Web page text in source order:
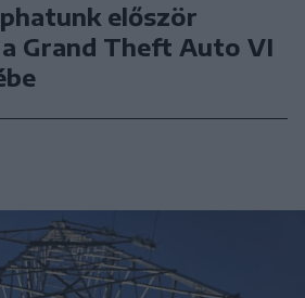
először
Grand Theft Auto VI